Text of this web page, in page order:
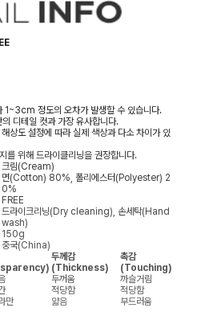
1~3cm 정도의 오차가 발생할 수 있습니다.
디테일 컷과 가장 유사합니다.
상도 설정에 따라 실제 색상과 다소 차이가 있
를 위해 드라이클리닝을 권장합니다.
크림(Cream)
면(Cotton) 80%, 폴리에스터(Polyester) 2
0%
FREE
드라이크리닝(Dry cleaning), 손세탁(Hand
wash)
150g
중국(China)
두께감
(Thickness)
촉감
(Touching)
두꺼움
까슬거림
적당함
적당함
만 얇음
부드러움